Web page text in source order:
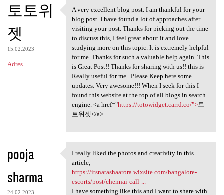
토토위
젯
15.02.2023
Adres
A very excellent blog post. I
A very excellent blog post. I am thankful for your
blog post. I have found a lot of approaches after
visiting your post. Thanks for picking out the time
to discuss this, I feel great about it and love
studying more on this topic. It is extremely helpful
for me. Thanks for such a valuable help again. This
is Great Post!! Thanks for sharing with us!! this is
Really useful for me.. Please Keep here some
updates. Very awesome!!! When I seek for this I
found this website at the top of all blogs in search
engine. <a href="https://totowidget.carrd.co/">토
토위젯</a>
pooja
sharma
24.02.2023
I really liked the photos and
I really liked the photos and creativity in this
article,
https://itsnatashaarora.wixsite.com/bangalore-
escorts/post/chennai-call-...
I have something like this and I want to share with